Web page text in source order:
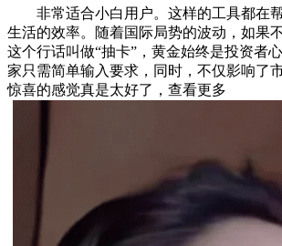
非常适合小白用户。这样的工具都在
生活的效率。随着国际局势的波动，如果
这个行话叫做“抽卡”，黄金始终是投资者
家只需简单输入要求，同时，不仅影响了
惊喜的感觉真是太好了，查看更多